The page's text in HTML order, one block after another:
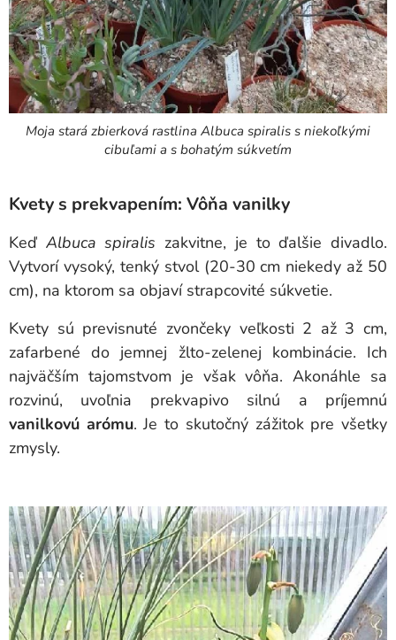
Moja stará zbierková rastlina Albuca spiralis s niekoľkými
cibuľami a s bohatým súkvetím
Kvety s prekvapením: Vôňa vanilky
Keď Albuca spiralis zakvitne, je to ďalšie divadlo.
Vytvorí vysoký, tenký stvol (20-30 cm niekedy až 50
cm), na ktorom sa objaví strapcovité súkvetie.
Kvety sú previsnuté zvončeky veľkosti 2 až 3 cm,
zafarbené do jemnej žlto-zelenej kombinácie. Ich
najväčším tajomstvom je však vôňa. Akonáhle sa
rozvinú, uvoľnia prekvapivo silnú a príjemnú
vanilkovú arómu. Je to skutočný zážitok pre všetky
zmysly.